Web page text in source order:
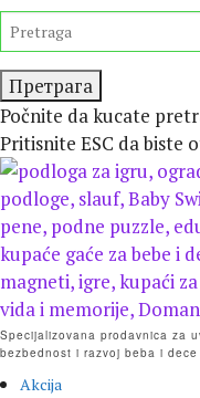
Preskočite
isecanje
TRAŽITE
Počnite da kucate
Pritisnite ESC da biste
Specijalizovana prodavnica za
bezbednost i razvoj beba i dece
Akcija